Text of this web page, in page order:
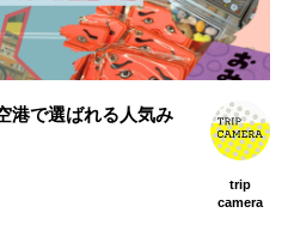
港で選ばれる人気み
trip
camera